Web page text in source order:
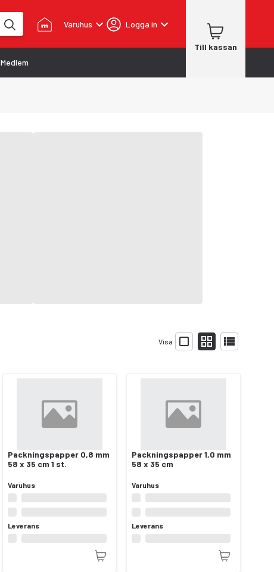
Varuhus Logga in
Till kassan
Medlem
Visa
Packningspapper 0,8 mm
58 x 35 cm 1 st.
Varuhus
Leverans
Packningspapper 1,0 mm
58 x 35 cm
Varuhus
Leverans